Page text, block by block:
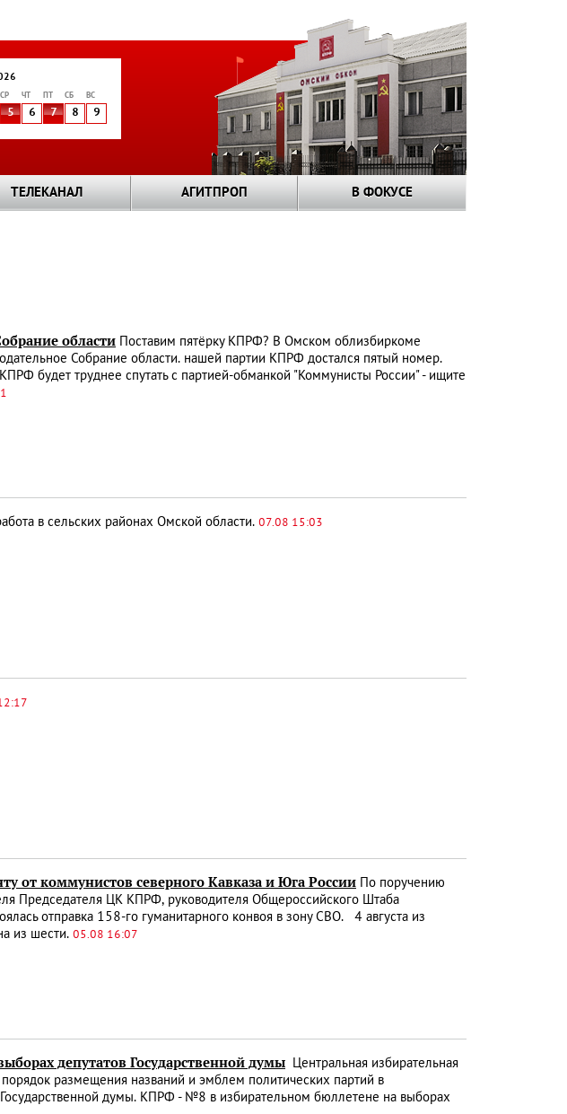
СР ЧТ СБ ВС
5 6 7 8 9
ТЕЛЕКАНАЛ АГИТПРОП В ФОКУСЕ
области Поставим пятёрку КПРФ? В Омском облизбиркоме
Собрание области. нашей партии КПРФ достался пятый номер.
будет труднее спутать с партией-обманкой "Коммунисты России" - ищите
в сельских районах Омской области. 07.08 15:03
от коммунистов северного Кавказа и Юга России По поручению
Председателя ЦК КПРФ, руководителя Общероссийского Штаба
отправка 158-го гуманитарного конвоя в зону СВО. 4 августа из
из шести. 05.08 16:07
депутатов Государственной думы Центральная избирательная
размещения названий и эмблем политических партий в
думы. КПРФ - №8 в избирательном бюллетене на выборах